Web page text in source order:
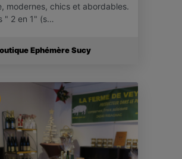
modernes, chics et abordables.
" 2 en 1" (s…
Ephémère Sucy